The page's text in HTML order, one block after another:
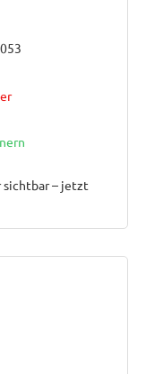
sichtbar – jetzt